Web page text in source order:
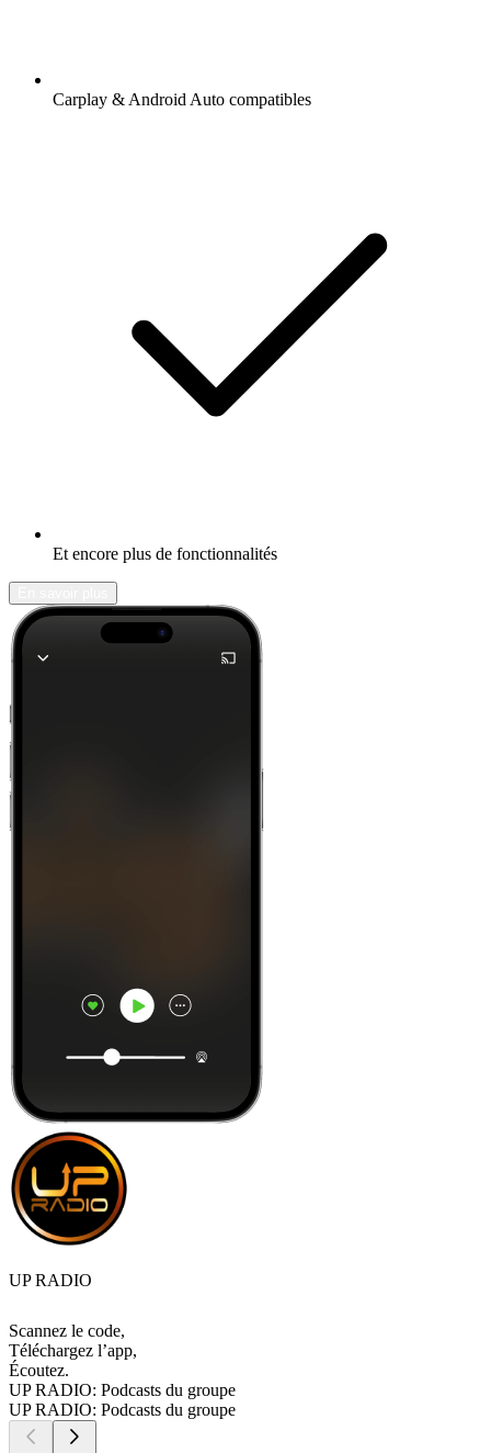
Carplay & Android Auto compatibles
Et encore plus de fonctionnalités
UP RADIO
Scannez le code,
Téléchargez l’app,
Écoutez.
UP RADIO: Podcasts du groupe
UP RADIO: Podcasts du groupe